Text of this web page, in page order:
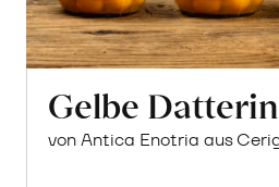
Gelbe
von Antica Enotria aus